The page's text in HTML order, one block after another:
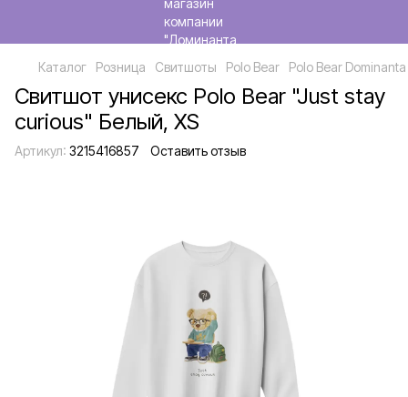
Каталог Розница Свитшоты Polo Bear Polo Bear Dominanta
Свитшот унисекс Polo Bear "Just stay
curious" Белый, XS
Артикул: 3215416857 Оставить отзыв